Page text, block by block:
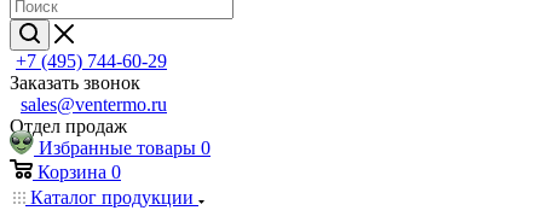
+7 (495) 744-60-29
Заказать звонок
sales@ventermo.ru
Отдел продаж
Избранные товары 0
Корзина 0
Каталог продукции